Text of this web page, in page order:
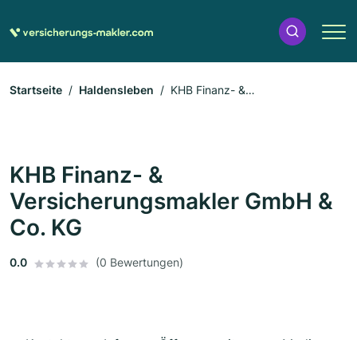
Startseite Haldensleben
KHB Finanz- &
KHB Finanz- &
Versicherungsmakler GmbH &
Co. KG
0.0 (0 Bewertungen)